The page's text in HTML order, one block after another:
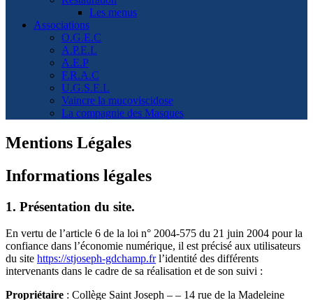
Les menus
Associations
O.G.E.C
A.P.E.L
A.E.P
F.R.A.C
U.G.S.E.L
Vaincre la mucoviscidose
La compagnie des Masques
Mentions Légales
Informations légales
1. Présentation du site.
En vertu de l’article 6 de la loi n° 2004-575 du 21 juin 2004 pour la
confiance dans l’économie numérique, il est précisé aux utilisateurs
du site https://stjoseph-gdchamp.frl’identité des différents
intervenants dans le cadre de sa réalisation et de son suivi :
Propriétaire : Collège Saint Joseph – – 14 rue de la Madeleine